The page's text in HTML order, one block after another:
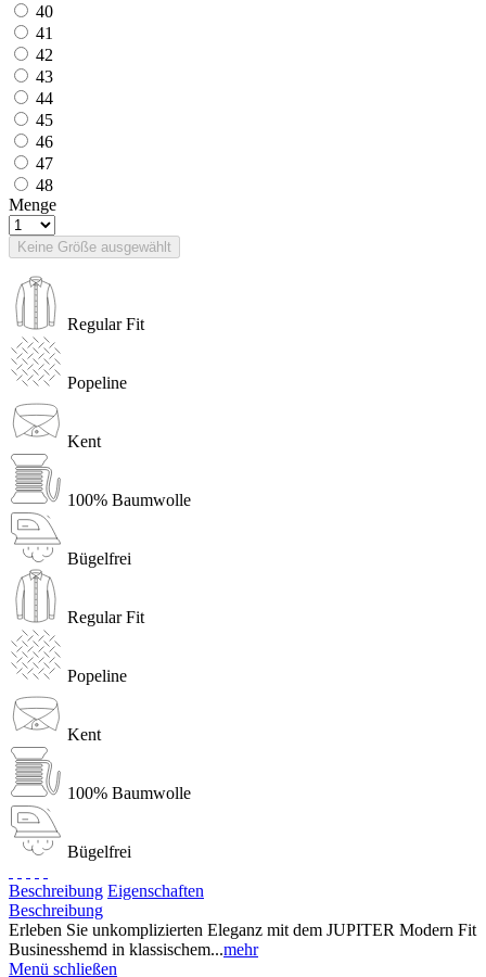
40
41
42
43
44
45
46
47
48
Menge
Keine Größe ausgewählt
Regular Fit
Popeline
Kent
100% Baumwolle
Bügelfrei
Regular Fit
Popeline
Kent
100% Baumwolle
Bügelfrei
Beschreibung Eigenschaften
Beschreibung
Erleben Sie unkomplizierten Eleganz mit dem JUPITER Modern Fit
Businesshemd in klassischem...mehr
Menü schließen